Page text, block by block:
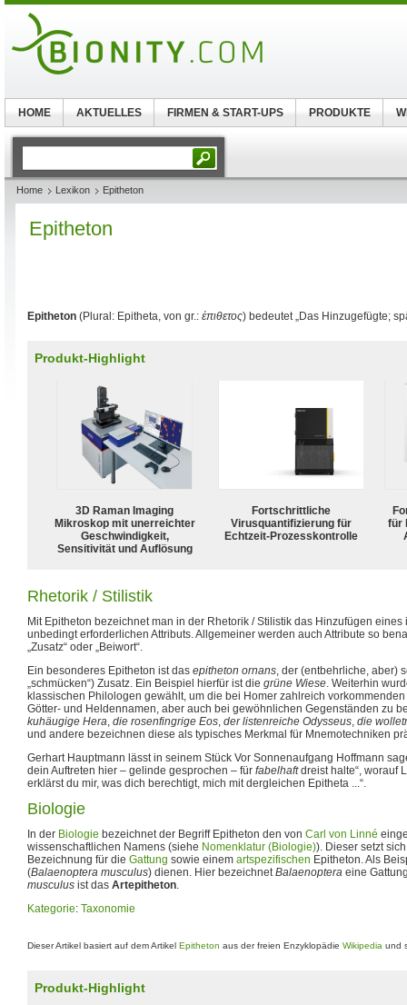
Home Lexikon Epitheton
Epitheton
Epitheton (Plural: Epitheta, von gr.: ἐπιθετος) bedeutet „Das Hinzugefügte;
Produkt-Highlight
3D Raman Imaging
Mikroskop mit unerreichter
Geschwindigkeit,
Sensitivität und Auflösung
Fortschrittliche
Virusquantifizierung für
Echtzeit-Prozesskontrolle
für
Rhetorik / Stilistik
Mit Epitheton bezeichnet man in der Rhetorik / Stilistik das Hinzufügen
unbedingt erforderlichen Attributs. Allgemeiner werden auch Attribute so
„Zusatz“ oder „Beiwort“.
Ein besonderes Epitheton ist das epitheton ornans, der (entbehrliche, aber)
„schmücken“) Zusatz. Ein Beispiel hierfür ist die grüne Wiese. Weiterhin
klassischen Philologen gewählt, um die bei Homer zahlreich
Götter- und Heldennamen, aber auch bei gewöhnlichen Gegenständen zu
kuhäugige Hera, die rosenfingrige Eos, der listenreiche Odysseus, die
und andere bezeichnen diese als typisches Merkmal für Mnemotechniken
Gerhart Hauptmann lässt in seinem Stück Vor Sonnenaufgang Hoffmann
dein Auftreten hier – gelinde gesprochen – für fabelhaftdreist halte“, worauf
erklärst du mir, was dich berechtigt, mich mit dergleichen Epitheta ...“.
Biologie
In der Biologie bezeichnet der Begriff Epitheton den von Carl von Linné
wissenschaftlichen Namens (siehe Nomenklatur (Biologie)). Dieser setzt
Bezeichnung für die Gattung sowie einem artspezifischen Epitheton. Als
(Balaenoptera musculus) dienen. Hier bezeichnetBalaenoptera eine
musculus ist das Artepitheton.
Kategorie: Taxonomie
Dieser Artikel basiert auf dem Artikel Epitheton aus der freien Enzyklopädie Wikipedia und
Produkt-Highlight
HOME AKTUELLES FIRMEN & START-UPS PRODUKTE